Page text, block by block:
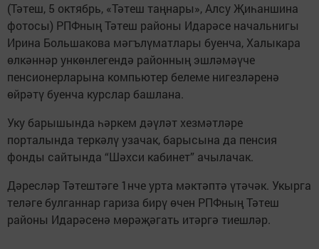
(Тәтеш, 5 октябрь, «Тәтеш таңнары», Алсу Җиһаншина
фотосы) РПФның Тәтеш районы Идарәсе начальнигы
Ирина Большакова мәгълүматлары буенча, Халыкара
өлкәннәр ункөнлегендә районның эшләмәүче
пенсионерларына компьютер белеме нигезләренә
өйрәтү буенча курс­лар башлана.
Уку барышында һәркем дәүләт хезмәтләре
порталында теркәлү узачак, барысына да пенсия
фонды сайтында “Шәхси кабинет” ачылачак.
Дәресләр Тәтештәге 1нче урта мәктәптә үтәчәк. Укырга
теләге булганнар гариза бирү өчен РПФның Тәтеш
районы Идарәсенә мөрәҗәгать итәргә тиешләр.